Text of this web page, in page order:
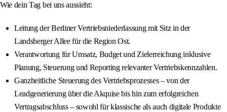
Wie dein Tag bei uns aussieht:
Leitung der Berliner Vertriebsniederlassung mit Sitz in der
Landsberger Allee für die Region Ost.
Verantwortung für Umsatz, Budget und Zielerreichung inklusive
Planung, Steuerung und Reporting relevanter Vertriebskennzahlen.
Ganzheitliche Steuerung des Vertriebsprozesses – von der
Leadgenerierung über die Akquise bis hin zum erfolgreichen
Vertragsabschluss – sowohl für klassische als auch digitale Produkte